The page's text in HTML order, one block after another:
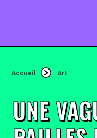
Accueil Art
UNE